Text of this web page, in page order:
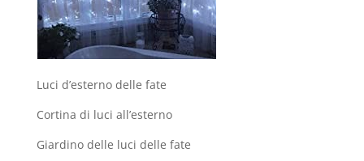
Luci d’esterno delle fate
Cortina di luci all’esterno
Giardino delle luci delle fate